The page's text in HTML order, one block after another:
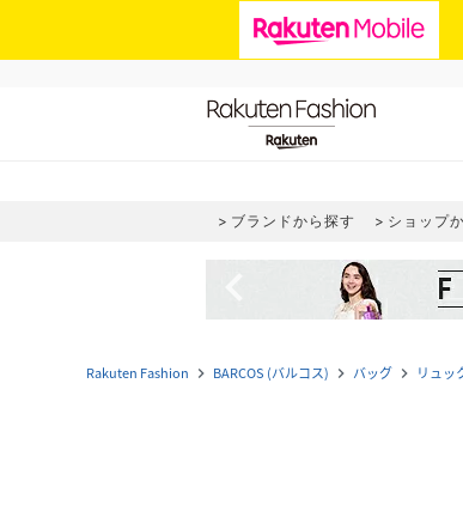
ブランドから探す ショップ
Rakuten Fashion navigate_next BARCOS (バルコス) navigate_next バッグ navigate_next リュッ